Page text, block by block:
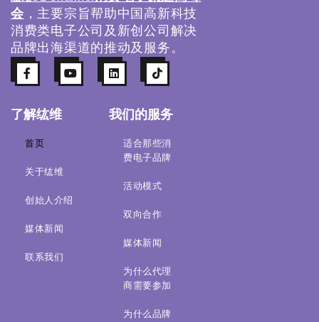
会 ，主要宗旨帮助中国高新科技
消费类电子公司及新创公司解决
品牌出海渠道的推动及服务。
了解纮维
首页
关于纮维
创始人介绍
媒体新闻
联系我们
我们的服务
适合那些消
费电子品牌
活动模式
双向合作
媒体新闻
为什么代理
商需要参加
为什么品牌